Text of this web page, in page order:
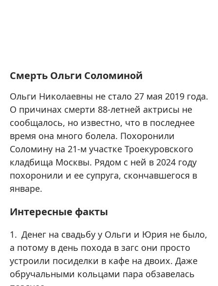
Смерть Ольги Соломиной
Ольги Николаевны не стало 27 мая 2019 года.
О причинах смерти 88-летней актрисы не
сообщалось, но известно, что в последнее
время она много болела. Похоронили
Соломину на 21-м участке Троекуровского
кладбища Москвы. Рядом с ней в 2024 году
похоронили и ее супруга, скончавшегося в
январе.
Интересные факты
Денег на свадьбу у Ольги и Юрия не было,
а потому в день похода в загс они просто
устроили посиделки в кафе на двоих. Даже
обручальными кольцами пара обзавелась